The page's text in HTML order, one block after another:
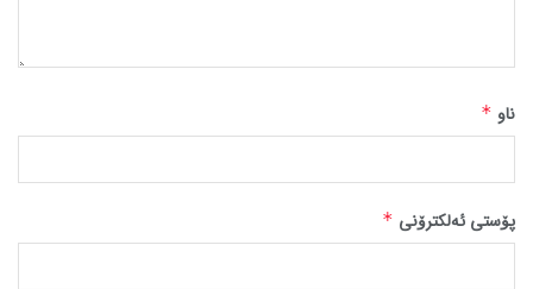
ناو *
پۆستی ئەلکترۆنی *